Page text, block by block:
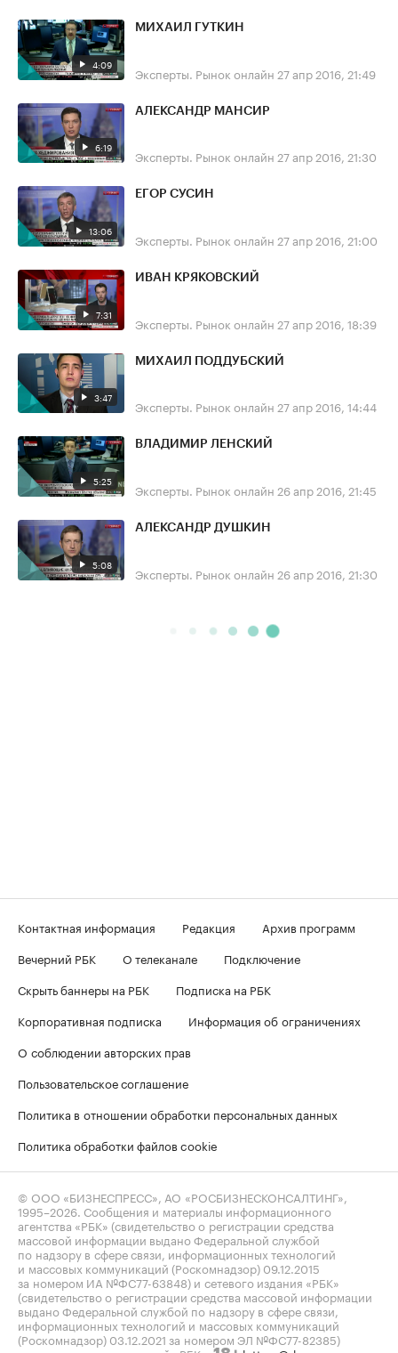
4:09
МИХАИЛ ГУТКИН
Эксперты. Рынок онлайн 27 апр 2016, 21:49
6:19
АЛЕКСАНДР МАНСИР
Эксперты. Рынок онлайн 27 апр 2016, 21:30
13:06
ЕГОР СУСИН
Эксперты. Рынок онлайн 27 апр 2016, 21:00
7:31
ИВАН КРЯКОВСКИЙ
Эксперты. Рынок онлайн 27 апр 2016, 18:39
3:47
МИХАИЛ ПОДДУБСКИЙ
Эксперты. Рынок онлайн 27 апр 2016, 14:44
5:25
ВЛАДИМИР ЛЕНСКИЙ
Эксперты. Рынок онлайн 26 апр 2016, 21:45
5:08
АЛЕКСАНДР ДУШКИН
Эксперты. Рынок онлайн 26 апр 2016, 21:30
Контактная информация Редакция
Архив программ
Вечерний РБК
О телеканале
Подключение
Скрыть баннеры на РБК
Подписка на РБК
Корпоративная подписка
Информация об ограничениях
О соблюдении авторских прав
Пользовательское соглашение
Политика в отношении обработки персональных данных
Политика обработки файлов cookie
© ООО «БИЗНЕСПРЕСС», АО «РОСБИЗНЕСКОНСАЛТИНГ»,
1995–2026 . Сообщения и материалы информационного
агентства «РБК» (свидетельство о регистрации средства
массовой информации выдано Федеральной службой
по надзору в сфере связи, информационных технологий
и массовых коммуникаций (Роскомнадзор) 09.12.2015
за номером ИА №ФС77-63848) и сетевого издания «РБК»
(свидетельство о регистрации средства массовой информации
выдано Федеральной службой по надзору в сфере связи,
информационных технологий и массовых коммуникаций
(Роскомнадзор) 03.12.2021 за номером ЭЛ №ФС77-82385)